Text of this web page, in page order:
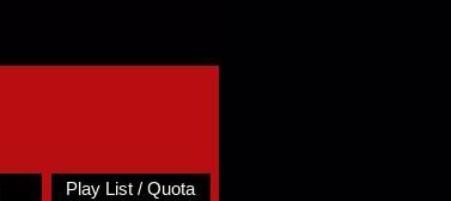
Play List / Quota